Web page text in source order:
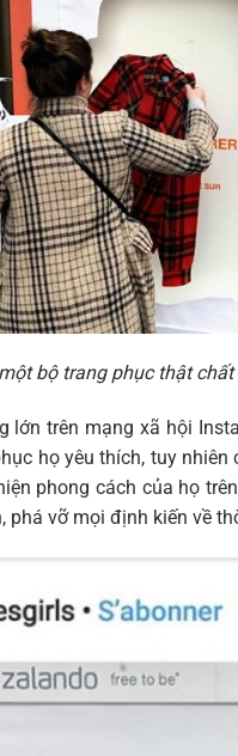
bộ trang phục thật
lớn trên mạng xã hội
họ yêu thích, tuy
phong cách của họ
vỡ mọi định kiến về